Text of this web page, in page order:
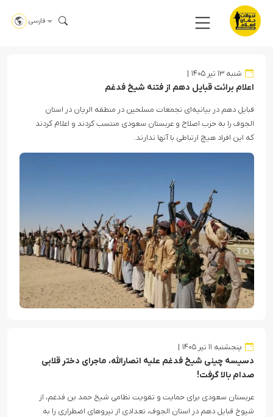
فارسی
شنبه ۱۳ تیر ۱۴۰۵
اعلام برائت قبایل دهم از فتنه شیخ فدغم
قبایل دهم در بیانیه‌ای تجمعات مسلحین در منطقه الریان در استان
الجوف را به حزب اصلاح و عربستان سعودی منتسب کردند و اعلام کردند
که این افراد هیچ ارتباطی با آنها ندارند.
پنجشنبه ۱۱ تیر ۱۴۰۵
دسیسه چینی شیخ فدغم علیه انصارالله، ماجرای دختر قلابی
صدام بالا گرفت!
عربستان سعودی برای حمایت و تقویت نظامی شیخ حمد بن فدغم، از
شیوخ قبایل دهم در استان الجوف، تعدادی از نیروهای اضطراری را به